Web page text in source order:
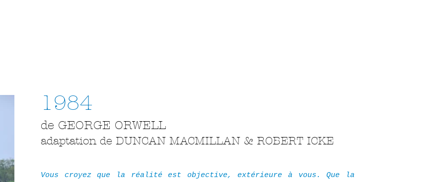
1984
de GEORGE ORWELL
adaptation de DUNCAN MACMILLAN & ROBERT ICKE
Vous croyez que la réalité est objective, extérieure à vous. Que la